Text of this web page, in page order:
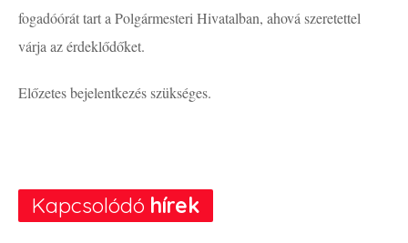
fogadóórát tart a Polgármesteri Hivatalban, ahová szeretettel
várja az érdeklődőket.
Előzetes bejelentkezés szükséges.
Kapcsolódó hírek